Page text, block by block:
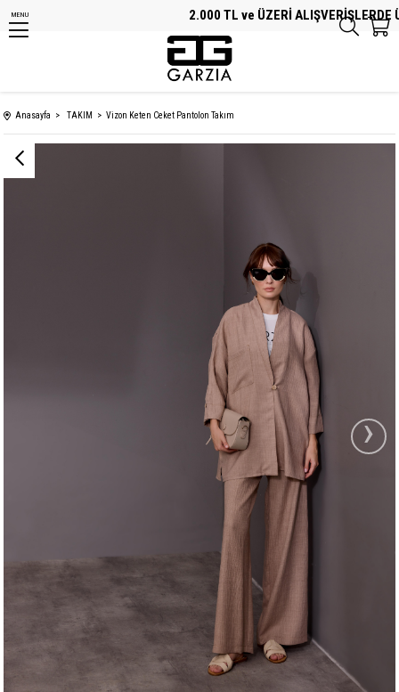
2.000 TL ve ÜZERİ ALIŞVERİŞLERDE
MENU
Anasayfa TAKIM Vizon Keten Ceket Pantolon Takım
›